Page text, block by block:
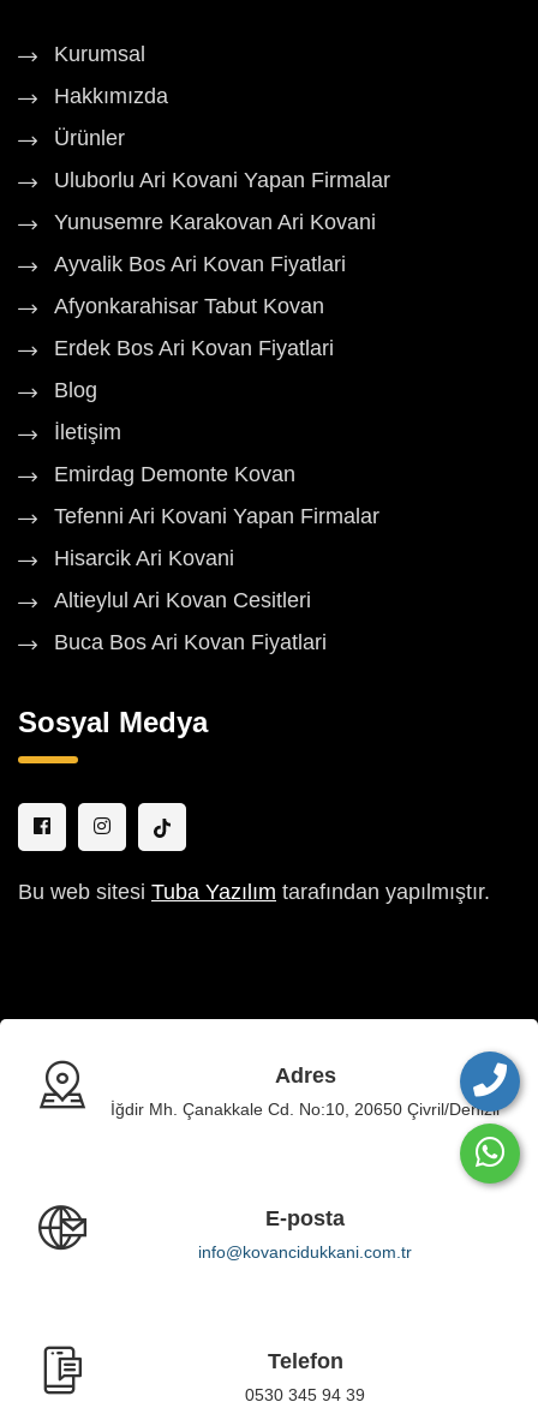
Kurumsal
Hakkımızda
Ürünler
Uluborlu Ari Kovani Yapan Firmalar
Yunusemre Karakovan Ari Kovani
Ayvalik Bos Ari Kovan Fiyatlari
Afyonkarahisar Tabut Kovan
Erdek Bos Ari Kovan Fiyatlari
Blog
İletişim
Emirdag Demonte Kovan
Tefenni Ari Kovani Yapan Firmalar
Hisarcik Ari Kovani
Altieylul Ari Kovan Cesitleri
Buca Bos Ari Kovan Fiyatlari
Sosyal Medya
Bu web sitesi Tuba Yazılım tarafından yapılmıştır.
Adres
İğdir Mh. Çanakkale Cd. No:10, 20650 Çivril/Denizli
E-posta
info@kovancidukkani.com.tr
Telefon
0530 345 94 39